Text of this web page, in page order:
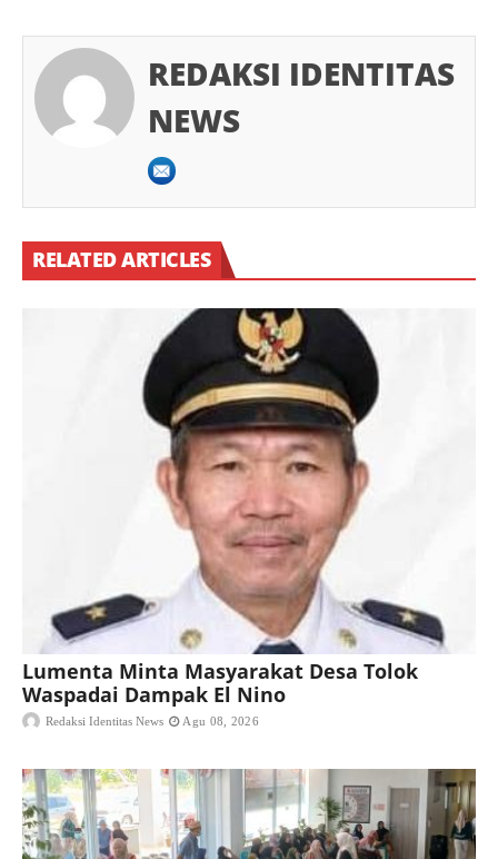
REDAKSI IDENTITAS
NEWS
RELATED ARTICLES
Lumenta Minta Masyarakat Desa Tolok
Waspadai Dampak El Nino
Redaksi Identitas News Agu 08, 2026